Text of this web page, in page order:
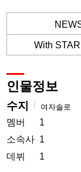
With
인물정보
수지 여자솔로
멤버
1
소속사 1
데뷔
1